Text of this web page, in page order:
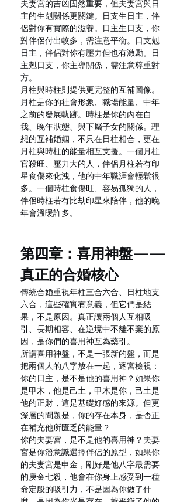
夫妻宮的吉凶固然重要，但夫妻宮與日
主的生剋關係更關鍵。日支生日主，伴
侶對你有實際的滋養。日主生日支，你
對伴侶付出較多，需注意平衡。日支剋
日主，伴侶對你有壓力但也有激勵。日
主剋日支，你主導關係，需注意尊重對
方。
月柱與時柱則提供更完整的互補圖像。
月柱是你的社會形象、職場能量、中年
之前的發展軌跡。時柱是你的內在自
我、晚年狀態、與下屬子女的關係。理
想的互補婚姻，不只在日柱相合，更在
月柱與時柱的能量相互支援。一個月柱
官殺旺、壓力大的人，伴侶月柱若有印
星食傷來化洩，他的中年職涯會輕鬆很
多。一個時柱食傷旺、容易孤獨的人，
伴侶時柱若有比劫印星來陪伴，他的晚
年會溫暖許多。
第四章：喜用神盤——
真正的合婚核心
傳統合婚重視年柱三合六合、日柱地支
六合，這些確實有意義，但它們是結
果，不是原因。真正讓兩個人互相吸
引、長期相容、在逆境中不離不棄的原
因，是你們的喜用神互為藥引。
所謂喜用神盤，不是一張新的盤，而是
把兩個人的八字放在一起，逐宮檢視：
你的日主，是不是他的喜用神？如果你
是甲木，他是己土，甲木是你，己土是
他的正財，這是基礎好感的來源。但更
深層的問題是，你的存在本身，是否正
在補充他所匱乏的能量？
你的夫妻宮，是不是他的喜用神？夫妻
宮是你潛意識選擇伴侶的原型，如果你
的夫妻宮是申金，剛好是他八字最需要
的庚金七殺，他會在你身上感受到一種
命定般的吸引力，不是因為你做了什